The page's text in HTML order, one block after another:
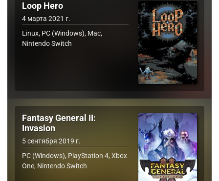
Loop Hero
4 марта 2021 г.
Linux, PC (Windows), Mac,
Nintendo Switch
Fantasy General II:
Invasion
5 сентября 2019 г.
PC (Windows), PlayStation 4, Xbox
One, Nintendo Switch